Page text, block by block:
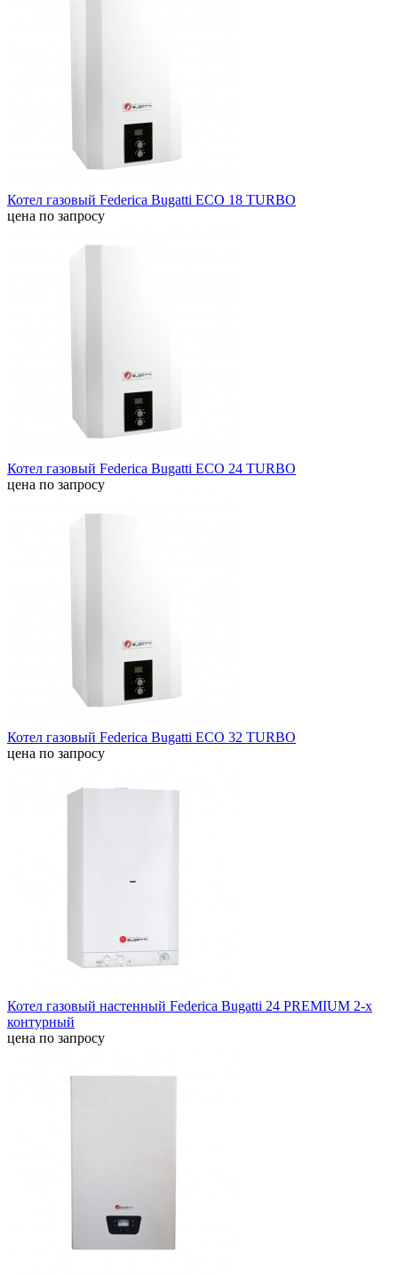
Котел газовый Federica Bugatti ECO 18 TURBO
цена по запросу
Котел газовый Federica Bugatti ECO 24 TURBO
цена по запросу
Котел газовый Federica Bugatti ECO 32 TURBO
цена по запросу
Котел газовый настенный Federica Bugatti 24 PREMIUM 2-х
контурный
цена по запросу